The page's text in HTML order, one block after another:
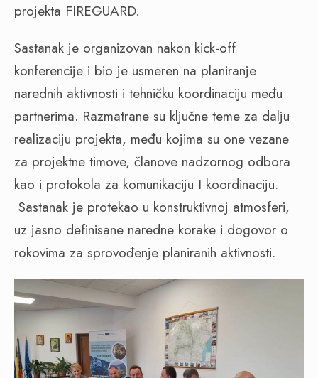
projekta FIREGUARD.
Sastanak je organizovan nakon kick-off
konferencije i bio je usmeren na planiranje
narednih aktivnosti i tehničku koordinaciju među
partnerima. Razmatrane su ključne teme za dalju
realizaciju projekta, među kojima su one vezane
za projektne timove, članove nadzornog odbora
kao i protokola za komunikaciju I koordinaciju.
Sastanak je protekao u konstruktivnoj atmosferi,
uz jasno definisane naredne korake i dogovor o
rokovima za sprovođenje planiranih aktivnosti.